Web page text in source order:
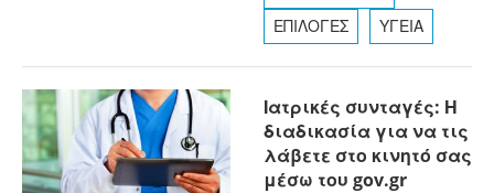
ΕΠΙΛΟΓΕΣ
ΥΓΕΙΑ
Ιατρικές συνταγές: Η
διαδικασία για να τις
λάβετε στο κινητό σας
μέσω του gov.gr